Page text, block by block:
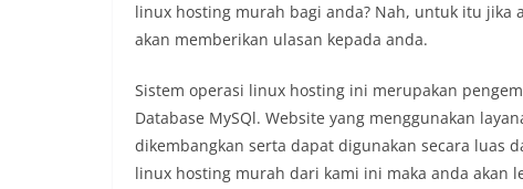
linux hosting murah bagi anda? Nah, untuk itu
akan memberikan ulasan kepada anda.
Sistem operasi linux hosting ini merupakan
Database MySQl. Website yang menggunakan
dikembangkan serta dapat digunakan secara luas
linux hosting murah dari kami ini maka anda akan